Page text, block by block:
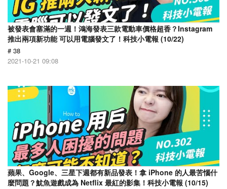
被發表會塞滿的一週！鴻海發表三款電動車價格超香？Instagram
推出兩項新功能 可以用電腦發文了！科技小電報 (10/22)
# 38
2021-10-21 09:08
蘋果、Google、三星下週都有新品發表！拿 iPhone 的人最苦惱什
麼問題？魷魚遊戲成為 Netflix 最紅的影集！科技小電報 (10/15)